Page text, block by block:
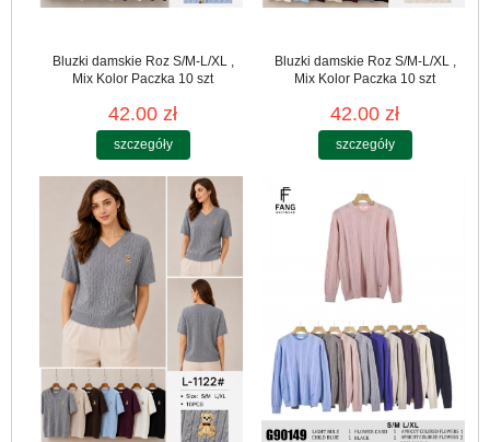
Bluzki damskie Roz S/M-L/XL ,
Mix Kolor Paczka 10 szt
42.00 zł
szczegóły
Bluzki damskie Roz S/M-L/XL ,
Mix Kolor Paczka 10 szt
42.00 zł
szczegóły